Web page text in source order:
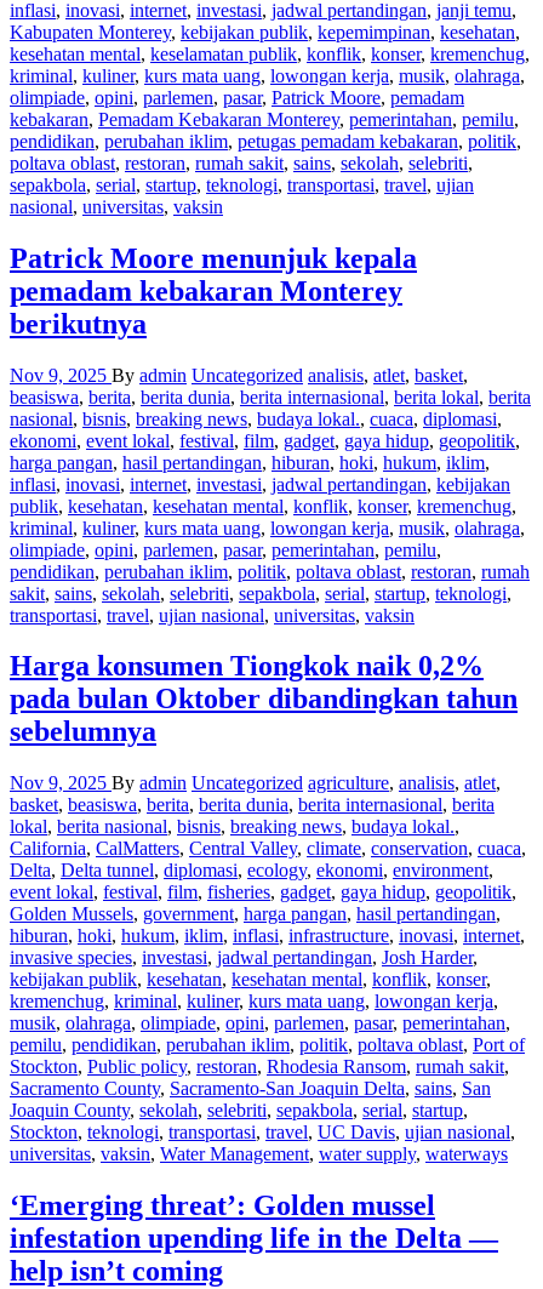
inflasi, inovasi, internet, investasi, jadwal pertandingan, janji temu,
Kabupaten Monterey, kebijakan publik, kepemimpinan, kesehatan,
kesehatan mental, keselamatan publik, konflik, konser, kremenchug,
kriminal, kuliner, kurs mata uang, lowongan kerja, musik, olahraga,
olimpiade, opini, parlemen, pasar, Patrick Moore, pemadam
kebakaran, Pemadam Kebakaran Monterey, pemerintahan, pemilu,
pendidikan, perubahan iklim, petugas pemadam kebakaran, politik,
poltava oblast, restoran, rumah sakit, sains, sekolah, selebriti,
sepakbola, serial, startup, teknologi, transportasi, travel, ujian
nasional, universitas, vaksin
Patrick Moore menunjuk kepala
pemadam kebakaran Monterey
berikutnya
Nov 9, 2025 By admin Uncategorized analisis, atlet, basket,
beasiswa, berita, berita dunia, berita internasional, berita lokal, berita
nasional, bisnis, breaking news, budaya lokal., cuaca, diplomasi,
ekonomi, event lokal, festival, film, gadget, gaya hidup, geopolitik,
harga pangan, hasil pertandingan, hiburan, hoki, hukum, iklim,
inflasi, inovasi, internet, investasi, jadwal pertandingan, kebijakan
publik, kesehatan, kesehatan mental, konflik, konser, kremenchug,
kriminal, kuliner, kurs mata uang, lowongan kerja, musik, olahraga,
olimpiade, opini, parlemen, pasar, pemerintahan, pemilu,
pendidikan, perubahan iklim, politik, poltava oblast, restoran, rumah
sakit, sains, sekolah, selebriti, sepakbola, serial, startup, teknologi,
transportasi, travel, ujian nasional, universitas, vaksin
Harga konsumen Tiongkok naik 0,2%
pada bulan Oktober dibandingkan tahun
sebelumnya
Nov 9, 2025 By admin Uncategorized agriculture, analisis, atlet,
basket, beasiswa, berita, berita dunia, berita internasional, berita
lokal, berita nasional, bisnis, breaking news, budaya lokal.,
California, CalMatters, Central Valley, climate, conservation, cuaca,
Delta, Delta tunnel, diplomasi, ecology, ekonomi, environment,
event lokal, festival, film, fisheries, gadget, gaya hidup, geopolitik,
Golden Mussels, government, harga pangan, hasil pertandingan,
hiburan, hoki, hukum, iklim, inflasi, infrastructure, inovasi, internet,
invasive species, investasi, jadwal pertandingan, Josh Harder,
kebijakan publik, kesehatan, kesehatan mental, konflik, konser,
kremenchug, kriminal, kuliner, kurs mata uang, lowongan kerja,
musik, olahraga, olimpiade, opini, parlemen, pasar, pemerintahan,
pemilu, pendidikan, perubahan iklim, politik, poltava oblast, Port of
Stockton, Public policy, restoran, Rhodesia Ransom, rumah sakit,
Sacramento County, Sacramento-San Joaquin Delta, sains, San
Joaquin County, sekolah, selebriti, sepakbola, serial, startup,
Stockton, teknologi, transportasi, travel, UC Davis, ujian nasional,
universitas, vaksin, Water Management, water supply, waterways
‘Emerging threat’: Golden mussel
infestation upending life in the Delta —
help isn’t coming